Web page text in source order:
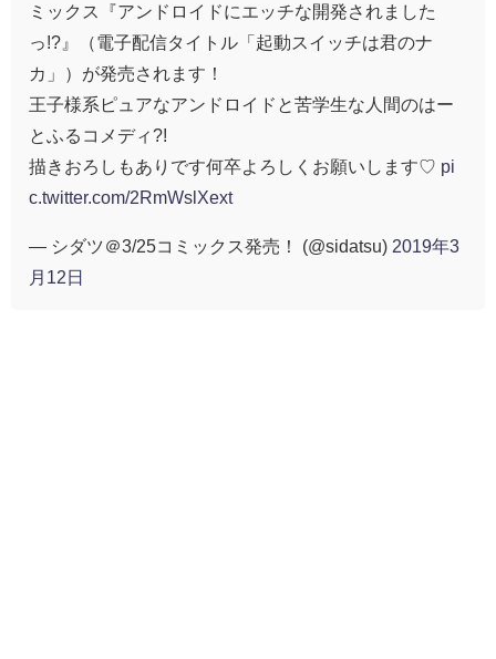
ミックス『アンドロイドにエッチな開発されました
っ!?』（電子配信タイトル「起動スイッチは君のナ
カ」）が発売されます！
王子様系ピュアなアンドロイドと苦学生な人間のはー
とふるコメディ?!
描きおろしもありです何卒よろしくお願いします♡ pi
c.twitter.com/2RmWslXext
— シダツ＠3/25コミックス発売！ (@sidatsu) 2019年3
月12日